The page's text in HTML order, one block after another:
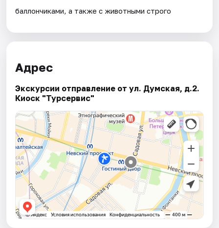
баллончиками, а также с животными строго
Адрес
Экскурсии отправление от ул. Думская, д.2.
Киоск "Турсервис"